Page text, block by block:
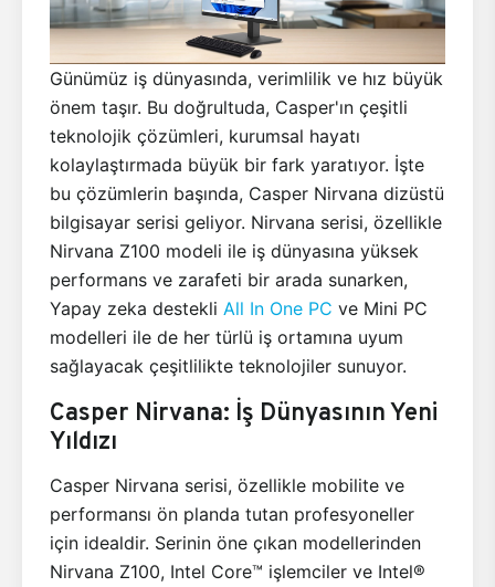
Günümüz iş dünyasında, verimlilik ve hız büyük
önem taşır. Bu doğrultuda, Casper'ın çeşitli
teknolojik çözümleri, kurumsal hayatı
kolaylaştırmada büyük bir fark yaratıyor. İşte
bu çözümlerin başında, Casper Nirvana dizüstü
bilgisayar serisi geliyor. Nirvana serisi, özellikle
Nirvana Z100 modeli ile iş dünyasına yüksek
performans ve zarafeti bir arada sunarken,
Yapay zeka destekli All In One PC ve Mini PC
modelleri ile de her türlü iş ortamına uyum
sağlayacak çeşitlilikte teknolojiler sunuyor.
Casper Nirvana: İş Dünyasının Yeni
Yıldızı
Casper Nirvana serisi, özellikle mobilite ve
performansı ön planda tutan profesyoneller
için idealdir. Serinin öne çıkan modellerinden
Nirvana Z100, Intel Core™ işlemciler ve Intel®